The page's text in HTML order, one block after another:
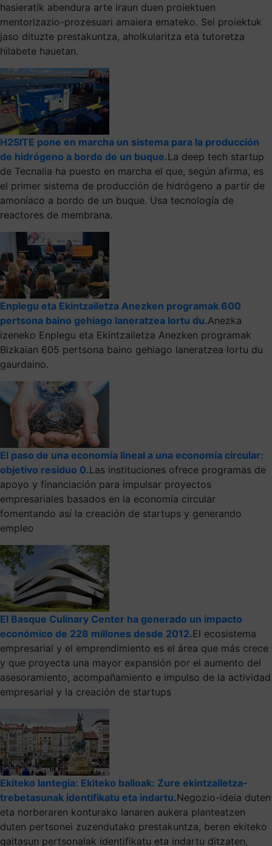
hasieratik abendura arte iraun duen proiektuen
mentorizazio-prozesuari amaiera emateko. Sei proiektuk
jaso dituzte prestakuntza, aholkularitza eta tutoretza
hilabete hauetan.
H2SITE pone en marcha un sistema para la producción
de hidrógeno a bordo de un buque.La deep tech startup
de Tecnalia ha puesto en marcha el que, según afirma, es
el primer sistema de producción de hidrógeno a partir de
amoníaco a bordo de un buque. Usa tecnología de
reactores de membrana.
Enplegu eta Ekintzailetza Anezken programak 600
pertsona baino gehiago laneratzea lortu du.Anezka
izeneko Enplegu eta Ekintzailetza Anezken programak
Bizkaian 605 pertsona baino gehiago laneratzea lortu du
gaurdaino.
El paso de una economía lineal a una economía circular:
objetivo residuo 0.Las instituciones ofrece programas de
apoyo y financiación para impulsar proyectos
empresariales basados en la economía circular
fomentando así la creación de startups y generando
empleo
El Basque Culinary Center ha generado un impacto
económico de 228 millones desde 2012.El ecosistema
empresarial y el emprendimiento es el área que más crece
y que proyecta una mayor expansión por el aumento del
asesoramiento, acompañamiento e impulso de la actividad
empresarial y la creación de startups
Ekiteko lantegia: Ekiteko balioak: Zure ekintzailetza-
trebetasunak identifikatu eta indartu.Negozio-ideia duten
eta norberaren konturako lanaren aukera planteatzen
duten pertsonei zuzendutako prestakuntza, beren ekiteko
gaitasun pertsonalak identifikatu eta indartu ditzaten,